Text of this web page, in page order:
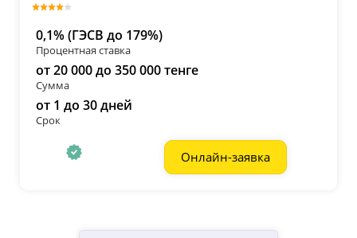
0,1% (ГЭСВ до 179%)
Процентная ставка
от 20 000 до 350 000 тенге
Сумма
от 1 до 30 дней
Срок
Онлайн-заявка